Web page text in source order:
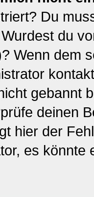
Du
du
Wenn dem
gebannt
deinen
hier der
es könnte